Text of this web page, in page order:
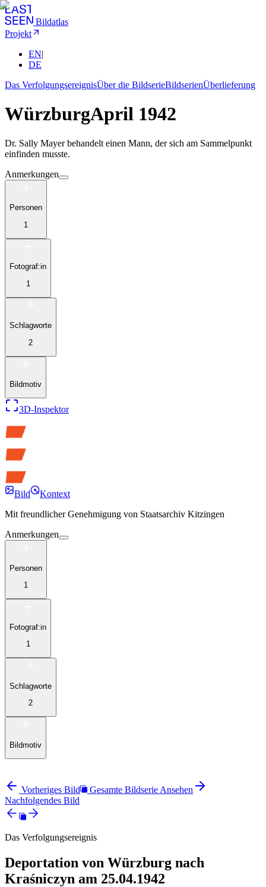
Bildatlas
Projekt
EN|
DE
Das VerfolgungsereignisÜber die BildserieBildserienÜberlieferung
WürzburgApril 1942
Dr. Sally Mayer behandelt einen Mann, der sich am Sammelpunkt
einfinden musste.
Anmerkungen
Personen
1
Fotograf:in
1
Schlagworte
2
Bildmotiv
3D-Inspektor
Bild
Kontext
Mit freundlicher Genehmigung von Staatsarchiv Kitzingen
Anmerkungen
Personen
1
Fotograf:in
1
Schlagworte
2
Bildmotiv
Vorheriges Bild
Gesamte Bildserie Ansehen
Nachfolgendes Bild
Das Verfolgungsereignis
Deportation von Würzburg nach
Kraśniczyn am 25.04.1942